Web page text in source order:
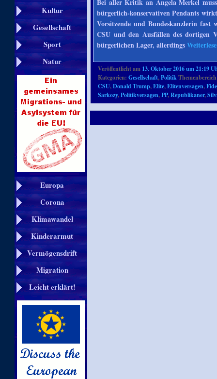
Kultur
Gesellschaft
Sport
Natur
Europa
Corona
Klimawandel
Kinderarmut
Vermögensdrift
Migration
Leicht erklärt!
Bei aller Kritik an Angela Merkel
bürgerlich-konservativen Pendants
Vorsitzende und Bundeskanzlerin fast
CSU und den Ausfällen des dortigen
bürgerlichen Lager, allerdings
Veröffentlicht am 13. Oktober 2016 um 21:19
Kategorien:Gesellschaft,Politik
CSU,Donald Trump,Elite,Elitenversagen,
Sarkozy,Politikversagen,PP,Republikaner,